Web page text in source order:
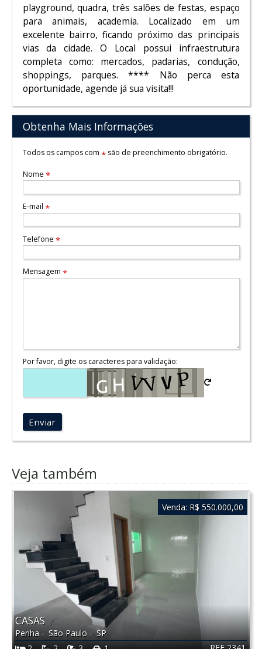
playground, quadra, três salões de festas, espaço
para animais, academia. Localizado em um
excelente bairro, ficando próximo das principais
vias da cidade. O Local possui infraestrutura
completa como: mercados, padarias, condução,
shoppings, parques. **** Não perca esta
oportunidade, agende já sua visita!!!
Obtenha Mais Informações
Todos os campos com *são de preenchimento obrigatório.
Nome *
E-mail *
Telefone *
Mensagem *
Por favor, digite os caracteres para validação:
Enviar
Veja também
CASAS
Penha – São Paulo –SP
Venda: R$ 550.000,00